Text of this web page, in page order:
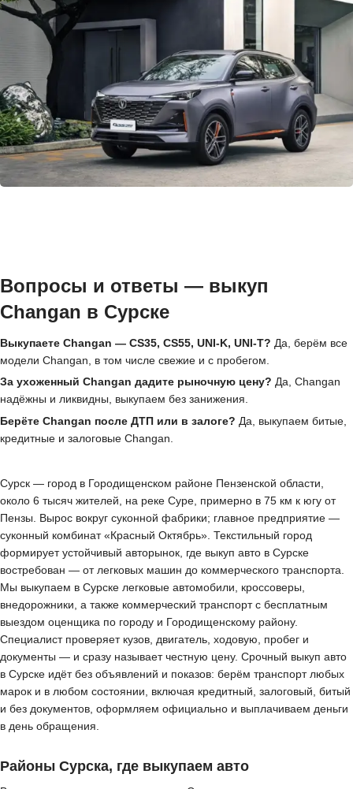
Вопросы и ответы — выкуп
Changan в Сурске
Выкупаете Changan — CS35, CS55, UNI-K, UNI-T? Да, берём все
модели Changan, в том числе свежие и с пробегом.
За ухоженный Changan дадите рыночную цену? Да, Changan
надёжны и ликвидны, выкупаем без занижения.
Берёте Changan после ДТП или в залоге? Да, выкупаем битые,
кредитные и залоговые Changan.
Сурск — город в Городищенском районе Пензенской области,
около 6 тысяч жителей, на реке Суре, примерно в 75 км к югу от
Пензы. Вырос вокруг суконной фабрики; главное предприятие —
суконный комбинат «Красный Октябрь». Текстильный город
формирует устойчивый авторынок, где выкуп авто в Сурске
востребован — от легковых машин до коммерческого транспорта.
Мы выкупаем в Сурске легковые автомобили, кроссоверы,
внедорожники, а также коммерческий транспорт с бесплатным
выездом оценщика по городу и Городищенскому району.
Специалист проверяет кузов, двигатель, ходовую, пробег и
документы — и сразу называет честную цену. Срочный выкуп авто
в Сурске идёт без объявлений и показов: берём транспорт любых
марок и в любом состоянии, включая кредитный, залоговый, битый
и без документов, оформляем официально и выплачиваем деньги
в день обращения.
Районы Сурска, где выкупаем авто